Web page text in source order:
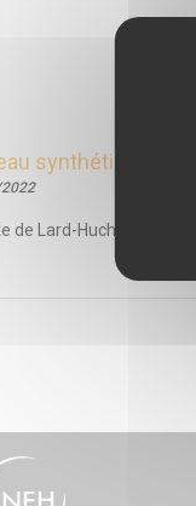
synthétique
de Lard-Huchet,